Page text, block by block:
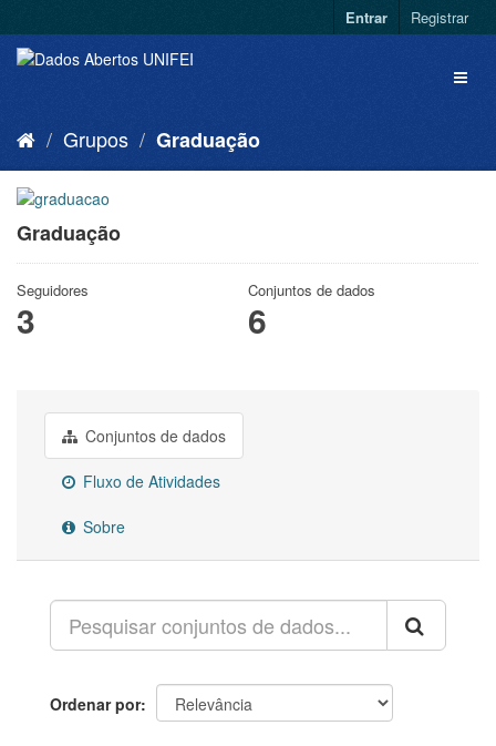
Entrar Registrar
Grupos Graduação
Graduação
Seguidores
3
Conjuntos de dados
6
Conjuntos de dados
Fluxo de Atividades
Sobre
Ordenar por